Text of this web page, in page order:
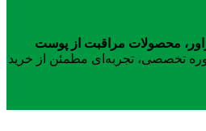
محصولات مراقبت از پوست
تخصصی، تجربه‌ای مطمئن از خرید